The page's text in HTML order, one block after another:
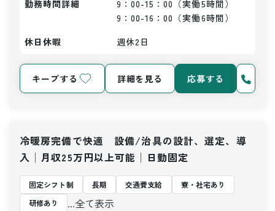
勤務時間詳細
9：00-15：00（実働5時間）
9：00-16：00（実働6時間）
休日休暇
週休2日
キープする 詳細を見る 応募する
冷暖房完備で快適 設備/治具の設計、選定、導
入│月収25万円以上可能│日勤固定
固定シフト制 長期 交通費支給
寮・社宅あり
研修あり
...全て表示